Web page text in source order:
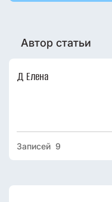
Автор статьи
Д Елена
Записей 9